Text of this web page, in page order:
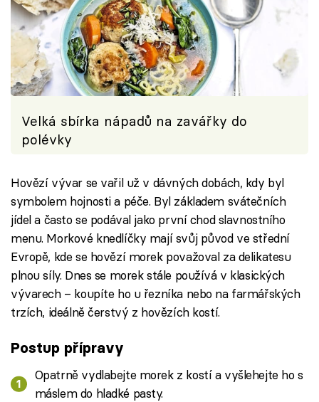
Velká sbírka nápadů na zavářky do
polévky
Hovězí vývar se vařil už v dávných dobách, kdy byl
symbolem hojnosti a péče. Byl základem svátečních
jídel a často se podával jako první chod slavnostního
menu. Morkové knedlíčky mají svůj původ ve střední
Evropě, kde se hovězí morek považoval za delikatesu
plnou síly. Dnes se morek stále používá v klasických
vývarech – koupíte ho u řezníka nebo na farmářských
trzích, ideálně čerstvý z hovězích kostí.
Postup přípravy
Opatrně vydlabejte morek z kostí a vyšlehejte ho s
máslem do hladké pasty.